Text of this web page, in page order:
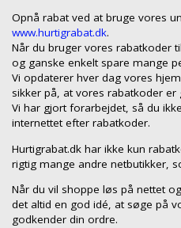
Opnå rabat ved at bruge vores
www.hurtigrabat.dk.
Når du bruger vores rabatkoder
og ganske enkelt spare mange
Vi opdaterer hver dag vores
sikker på, at vores rabatkoder er
Vi har gjort forarbejdet, så du
internettet efter rabatkoder.
Hurtigrabat.dk har ikke kun
rigtig mange andre netbutikker,
Når du vil shoppe løs på nettet
det altid en god idé, at søge på
godkender din ordre.